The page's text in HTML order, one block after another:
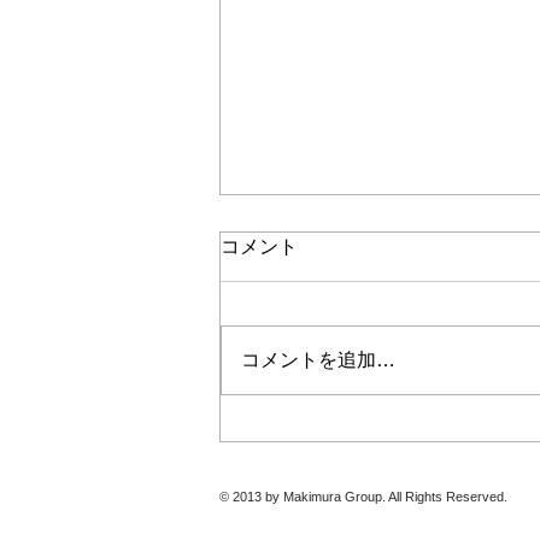
コメント
コメントを追加…
© 2013 by Makimura Group. All Rights Reserved.